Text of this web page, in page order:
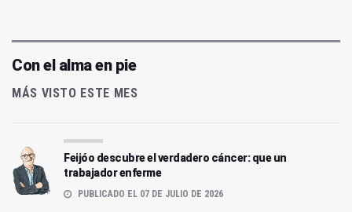
Con el alma en pie
MÁS VISTO ESTE MES
Feijóo descubre el verdadero cáncer: que un
trabajador enferme
PUBLICADO EL 07 DE JULIO DE 2026